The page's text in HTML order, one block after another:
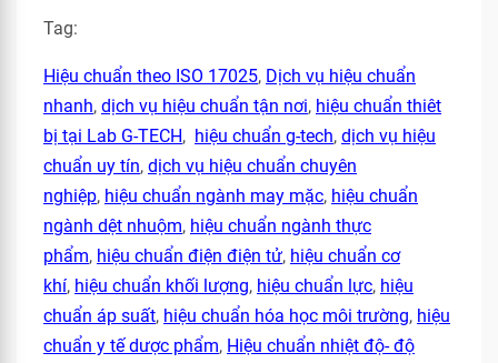
Tag:
Hiệu chuẩn theo ISO 17025, Dịch vụ hiệu chuẩn
nhanh, dịch vụ hiệu chuẩn tận nơi, hiệu chuẩn thiêt
bị tại Lab G-TECH, hiệu chuẩn g-tech, dịch vụ hiệu
chuẩn uy tín, dịch vụ hiệu chuẩn chuyên
nghiệp, hiệu chuẩn ngành may mặc, hiệu chuẩn
ngành dệt nhuộm, hiệu chuẩn ngành thực
phẩm, hiệu chuẩn điện điện tử, hiệu chuẩn cơ
khí, hiệu chuẩn khối lượng, hiệu chuẩn lực, hiệu
chuẩn áp suất, hiệu chuẩn hóa học môi trường, hiệu
chuẩn y tế dược phẩm, Hiệu chuẩn nhiệt độ- độ